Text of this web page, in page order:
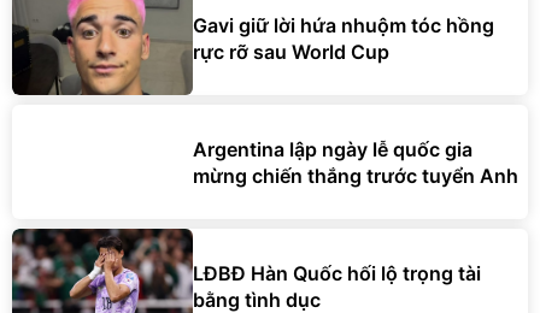
Gavi giữ lời hứa nhuộm tóc hồng
rực rỡ sau World Cup
Argentina lập ngày lễ quốc gia
mừng chiến thắng trước tuyển Anh
LĐBĐ Hàn Quốc hối lộ trọng tài
bằng tình dục